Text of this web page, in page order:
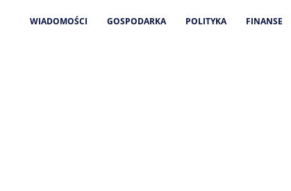
WIADOMOŚCI GOSPODARKA POLITYKA FINANSE